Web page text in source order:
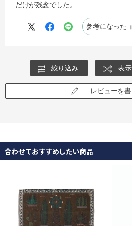
だけが残念でした。
参考になった
絞り込み 表
レビューを書
合わせておすすめしたい商品